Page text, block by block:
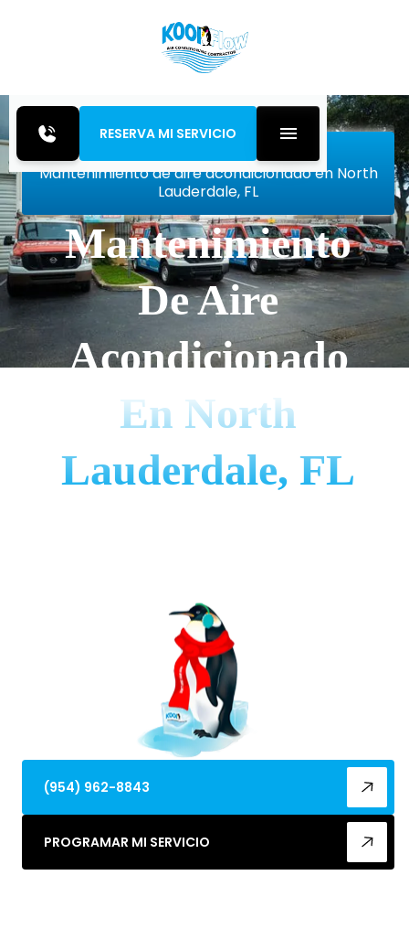
RESERVA MI SERVICIO
Mantenimiento de aire acondicionado en North
Lauderdale, FL
Mantenimiento
De Aire
Acondicionado
En North
Lauderdale, FL
(954) 962-8843
PROGRAMAR MI SERVICIO